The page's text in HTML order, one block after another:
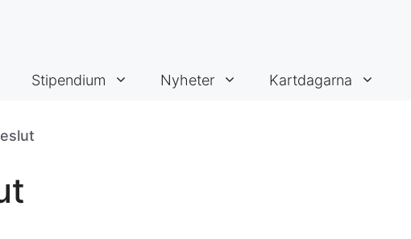
Stipendium Nyheter Kartdagarna